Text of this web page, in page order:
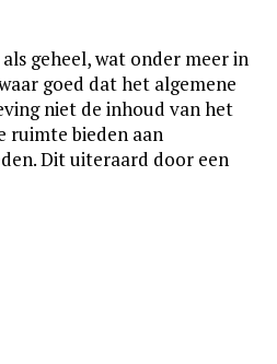
geheel, wat onder meer in
goed dat het algemene
niet de inhoud van het
ruimte bieden aan
Dit uiteraard door een